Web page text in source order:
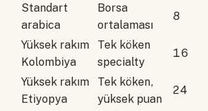
Standart
arabica
Borsa
ortalaması
8
Yüksek rakım
Kolombiya
Tek köken
specialty
16
Yüksek rakım
Etiyopya
Tek köken,
yüksek puan
24